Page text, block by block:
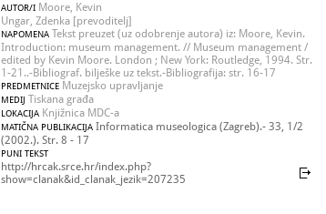
AUTOR/I Moore, Kevin
Ungar, Zdenka [prevoditelj]
NAPOMENA Tekst preuzet (uz odobrenje autora) iz: Moore, Kevin.
Introduction: museum management. // Museum management /
edited by Kevin Moore. London ; New York: Routledge, 1994. Str.
1-21..-Bibliograf. bilješke uz tekst.-Bibliografija: str. 16-17
PREDMETNICE Muzejsko upravljanje
MEDIJ Tiskana građa
LOKACIJA Knjižnica MDC-a
MATIČNA PUBLIKACIJA Informatica museologica (Zagreb).- 33, 1/2
(2002.). Str. 8 - 17
PUNI TEKST
http://hrcak.srce.hr/index.php?
show=clanak&id_clanak_jezik=207235